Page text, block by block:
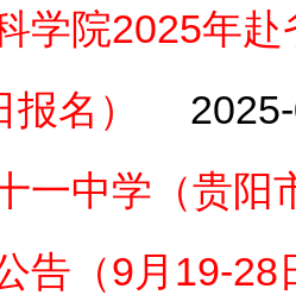
学院2025年
名）
一中学（贵阳
告（9月19-28